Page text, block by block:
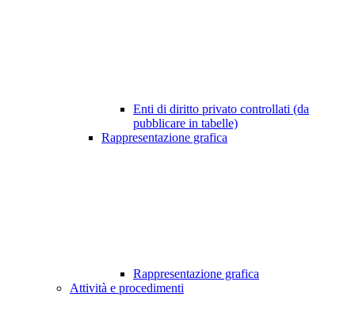
Enti di diritto privato controllati (da
pubblicare in tabelle)
Rappresentazione grafica
Rappresentazione grafica
Attività e procedimenti